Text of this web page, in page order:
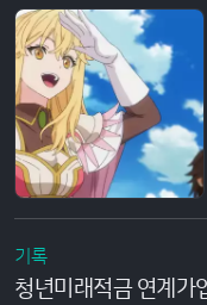
기록
청년미래적금 연계가